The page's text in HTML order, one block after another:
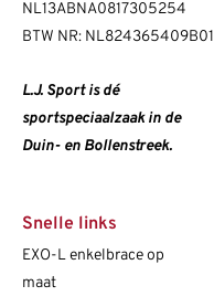
NL13ABNA0817305254
BTW NR: NL824365409B01
L.J. Sport is dé
sportspeciaalzaak in de
Duin- en Bollenstreek.
Snelle links
EXO-L enkelbrace op
maat